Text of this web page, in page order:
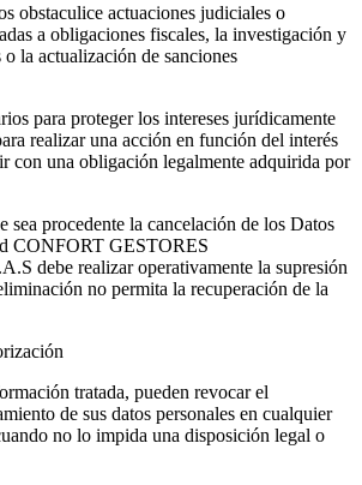
obstaculice actuaciones judiciales o
a obligaciones fiscales, la investigación y
la actualización de sanciones
para proteger los intereses jurídicamente
realizar una acción en función del interés
con una obligación legalmente adquirida por
sea procedente la cancelación de los Datos
CONFORT GESTORES
debe realizar operativamente la supresión
no permita la recuperación de la
tratada, pueden revocar el
de sus datos personales en cualquier
no lo impida una disposición legal o